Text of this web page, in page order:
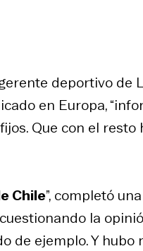
deportivo de
en Europa,
Que con el
Chile”, completó
la
de ejemplo. Y